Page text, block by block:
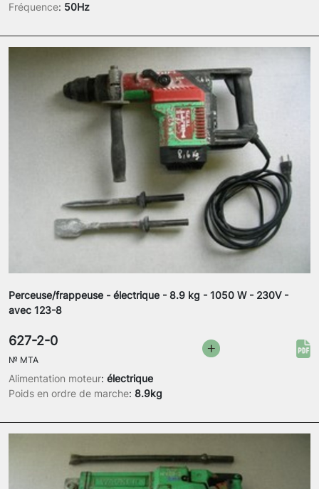
Fréquence: 50Hz
Perceuse/frappeuse - électrique - 8.9 kg - 1050 W - 230V -
avec 123-8
Alimentation moteur: électrique
Poids en ordre de marche: 8.9kg
627-2-0
№ MTA